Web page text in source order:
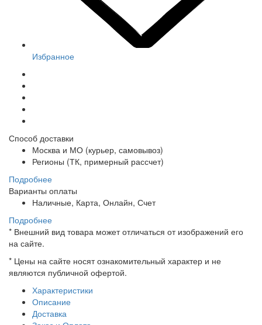
Избранное
Способ доставки
Москва и МО (курьер, самовывоз)
Регионы (ТК, примерный рассчет)
Подробнее
Варианты оплаты
Наличные, Карта, Онлайн, Счет
Подробнее
* Внешний вид товара может отличаться от изображений его
на сайте.
* Цены на сайте носят ознакомительный характер и не
являются публичной офертой.
Характеристики
Описание
Доставка